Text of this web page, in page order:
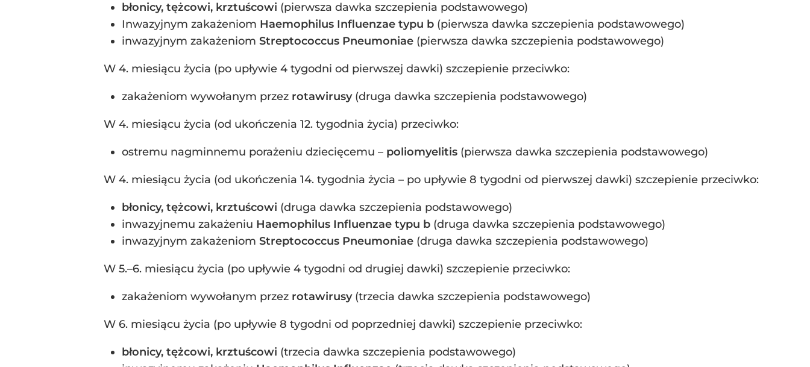
błonicy, tężcowi, krztuścowi (pierwsza dawka szczepienia podstawowego)
Inwazyjnym zakażeniom Haemophilus Influenzae typu b (pierwsza dawka szczepienia podstawowego)
inwazyjnym zakażeniom Streptococcus Pneumoniae (pierwsza dawka szczepienia podstawowego)
W 4. miesiącu życia (po upływie 4 tygodni od pierwszej dawki) szczepienie przeciwko:
zakażeniom wywołanym przez rotawirusy (druga dawka szczepienia podstawowego)
W 4. miesiącu życia (od ukończenia 12. tygodnia życia) przeciwko:
ostremu nagminnemu porażeniu dziecięcemu – poliomyelitis (pierwsza dawka szczepienia podstawowego)
W 4. miesiącu życia (od ukończenia 14. tygodnia życia – po upływie 8 tygodni od pierwszej dawki) szczepienie przeciwko:
błonicy, tężcowi, krztuścowi (druga dawka szczepienia podstawowego)
inwazyjnemu zakażeniu Haemophilus Influenzae typu b (druga dawka szczepienia podstawowego)
inwazyjnym zakażeniom Streptococcus Pneumoniae (druga dawka szczepienia podstawowego)
W 5.–6. miesiącu życia (po upływie 4 tygodni od drugiej dawki) szczepienie przeciwko:
zakażeniom wywołanym przez rotawirusy (trzecia dawka szczepienia podstawowego)
W 6. miesiącu życia (po upływie 8 tygodni od poprzedniej dawki) szczepienie przeciwko:
błonicy, tężcowi, krztuścowi (trzecia dawka szczepienia podstawowego)